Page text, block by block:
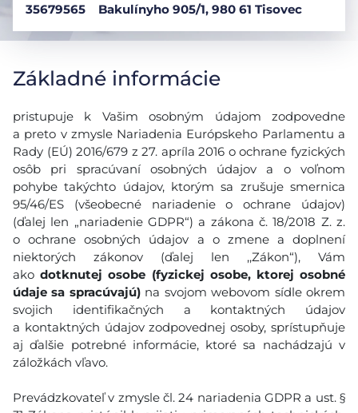
35679565
Bakulínyho 905/1, 980 61 Tisovec
Základné informácie
pristupuje k Vašim osobným údajom zodpovedne
a preto v zmysle Nariadenia Európskeho Parlamentu a
Rady (EÚ) 2016/679 z 27. apríla 2016 o ochrane fyzických
osôb pri spracúvaní osobných údajov a o voľnom
pohybe takýchto údajov, ktorým sa zrušuje smernica
95/46/ES (všeobecné nariadenie o ochrane údajov)
(ďalej len „nariadenie GDPR“) a zákona č. 18/2018 Z. z.
o ochrane osobných údajov a o zmene a doplnení
niektorých zákonov (ďalej len ,,Zákon“), Vám
akodotknutej osobe (fyzickej osobe, ktorej osobné
údaje sa spracúvajú)na svojom webovom sídle okrem
svojich identifikačných a kontaktných údajov
a kontaktných údajov zodpovednej osoby, sprístupňuje
aj ďalšie potrebné informácie, ktoré sa nachádzajú v
záložkách vľavo.
Prevádzkovateľ v zmysle čl. 24 nariadenia GDPR a ust. §